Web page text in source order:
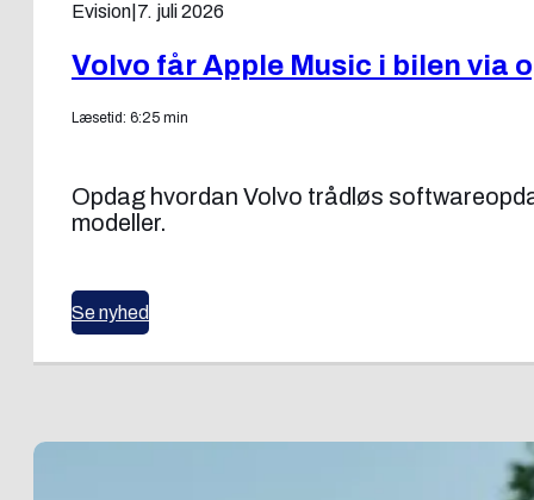
Evision 7. juli 2026
Volvo får Apple Music i bilen via
Læsetid: 6:25 min
Opdag hvordan Volvo trådløs
modeller.
Se nyhed